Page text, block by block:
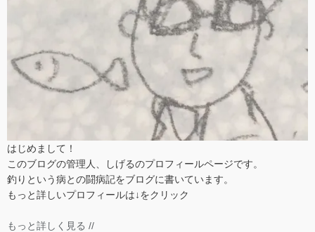
はじめまして！
このブログの管理人、しげるのプロフィールページです。
釣りという病との闘病記をブログに書いています。
もっと詳しいプロフィールは↓をクリック
もっと詳しく見る //